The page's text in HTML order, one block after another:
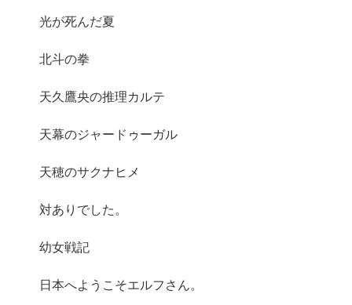
光が死んだ夏
北斗の拳
天久鷹央の推理カルテ
天幕のジャードゥーガル
天穂のサクナヒメ
対ありでした。
幼女戦記
日本へようこそエルフさん。